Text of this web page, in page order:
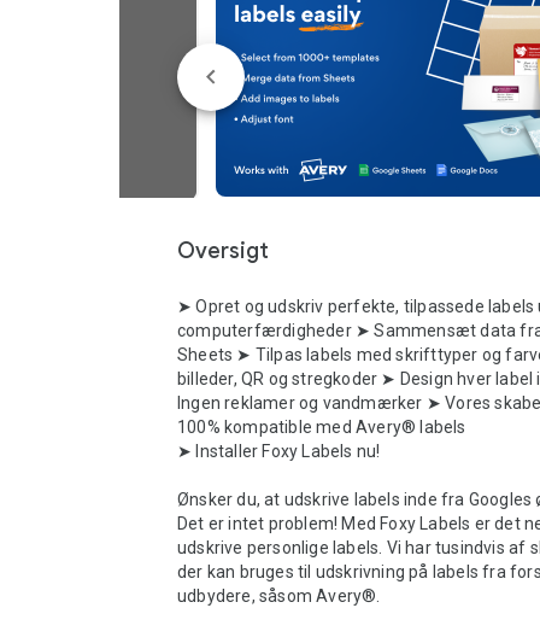
Oversigt
➤ Opret og udskriv perfekte, tilpassede labels
computerfærdigheder ➤ Sammensæt data
Sheets ➤ Tilpas labels med skrifttyper og
billeder, QR og stregkoder ➤ Design hver
Ingen reklamer og vandmærker ➤ Vores
100% kompatible med Avery® labels
➤ Installer Foxy Labels nu!
Ønsker du, at udskrive labels inde fra Googles
Det er intet problem! Med Foxy Labels er det
udskrive personlige labels. Vi har tusindvis af
der kan bruges til udskrivning på labels fra
udbydere, såsom Avery®.